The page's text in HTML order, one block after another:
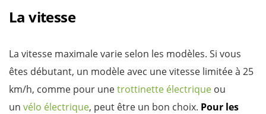
La vitesse
La vitesse maximale varie selon les modèles. Si vous
êtes débutant, un modèle avec une vitesse limitée à 25
km/h, comme pour unetrottinette électrique ou
un vélo électrique, peut être un bon choix. Pour les